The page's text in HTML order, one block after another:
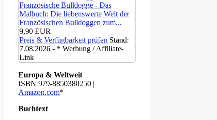
Französische Bulldogge - Das
Malbuch: Die liebenswerte Welt der
Französischen Bulldoggen zum...
9,90 EUR
Preis & Verfügbarkeit prüfen Stand:
7.08.2026 - * Werbung / Affiliate-
Link
Europa & Weltweit
ISBN 979-8850380250 |
Amazon.com*
Buchtext